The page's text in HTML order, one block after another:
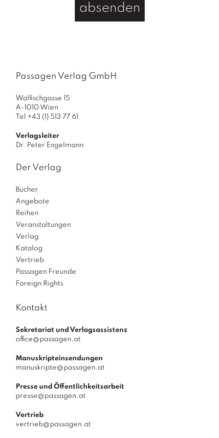
absenden
Passagen Verlag GmbH
Walfischgasse 15
A-1010 Wien
Tel +43 (1) 513 77 61
Verlagsleiter
Dr. Peter Engelmann
Der Verlag
Bücher
Angebote
Reihen
Veranstaltungen
Verlag
Katalog
Vertrieb
Passagen Freunde
Foreign Rights
Kontakt
Sekretariat und Verlagsassistenz
office@passagen.at
Manuskripteinsendungen
manuskripte@passagen.at
Presse und Öffentlichkeitsarbeit
presse@passagen.at
Vertrieb
vertrieb@passagen.at